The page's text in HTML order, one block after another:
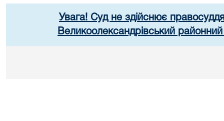
Увага! Суд не здійснює
Великоолександрівський